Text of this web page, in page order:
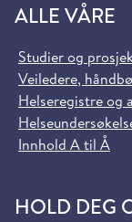
ALLE VÅRE
Studier og
Veiledere,
Helseregistre og
Innhold A til Å
HOLD DEG